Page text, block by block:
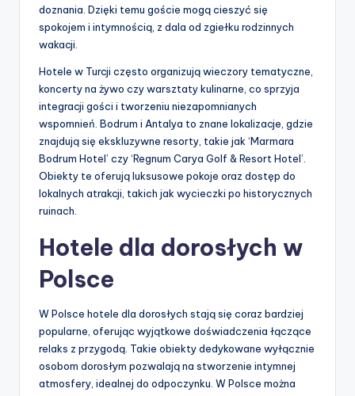
doznania. Dzięki temu goście mogą cieszyć się
spokojem i intymnością, z dala od zgiełku rodzinnych
wakacji.
Hotele w Turcji często organizują wieczory tematyczne,
koncerty na żywo czy warsztaty kulinarne, co sprzyja
integracji gości i tworzeniu niezapomnianych
wspomnień. Bodrum i Antalya to znane lokalizacje, gdzie
znajdują się ekskluzywne resorty, takie jak ‘Marmara
Bodrum Hotel’ czy ‘Regnum Carya Golf & Resort Hotel’.
Obiekty te oferują luksusowe pokoje oraz dostęp do
lokalnych atrakcji, takich jak wycieczki po historycznych
ruinach.
Hotele dla dorosłych w
Polsce
W Polsce hotele dla dorosłych stają się coraz bardziej
popularne, oferując wyjątkowe doświadczenia łączące
relaks z przygodą. Takie obiekty dedykowane wyłącznie
osobom dorosłym pozwalają na stworzenie intymnej
atmosfery, idealnej do odpoczynku. W Polsce można